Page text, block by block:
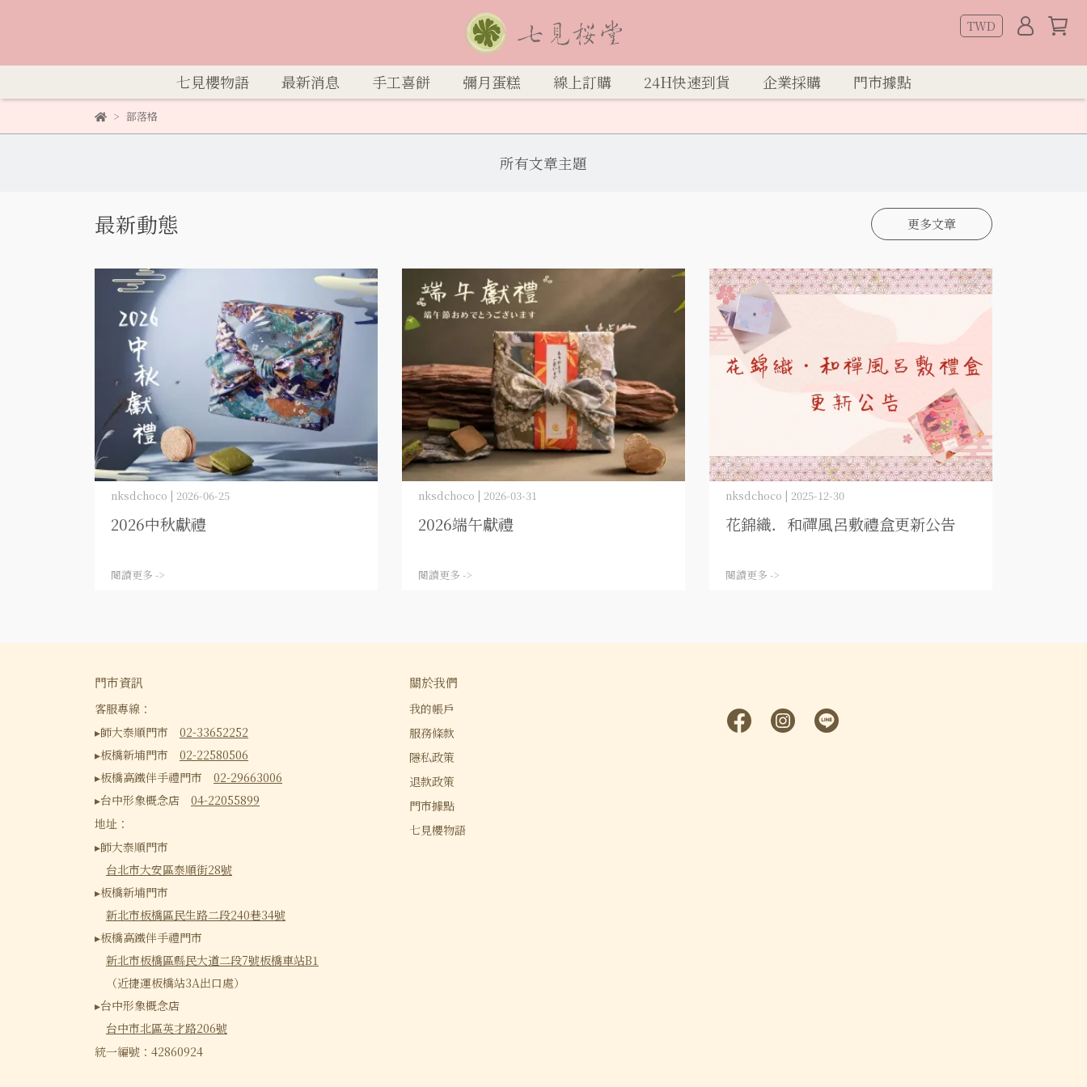
TWD
七見櫻物語 最新消息 手工喜餅 彌月蛋糕 線上訂購 24H快速到貨 企業採購 門市據點
部落格
所有文章主題
最新動態 更多文章
nksdchoco | 2026-06-25
2026中秋獻禮
閱讀更多 ->
nksdchoco | 2026-03-31
2026端午獻禮
閱讀更多 ->
nksdchoco | 2025-12-30
花錦織．和禪風呂敷禮盒更新公告
閱讀更多 ->
門市資訊
客服專線：
▸師大泰順門市 02-33652252
▸板橋新埔門市 02-22580506
▸板橋高鐵伴手禮門市 02-29663006
▸台中形象概念店 04-22055899
地址：
▸師大泰順門市
台北市大安區泰順街28號
▸板橋新埔門市
新北市板橋區民生路二段240巷34號
▸板橋高鐵伴手禮門市
新北市板橋區縣民大道二段7號板橋車站B1
（近捷運板橋站3A出口處）
▸台中形象概念店
台中市北區英才路206號
統一編號：42860924
關於我們
我的帳戶
服務條款
隱私政策
退款政策
門市據點
七見櫻物語